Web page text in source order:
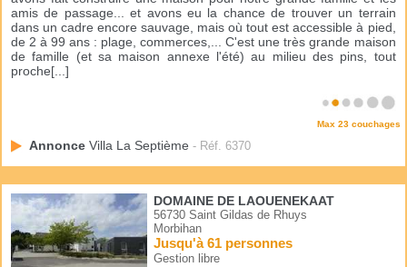
amis de passage... et avons eu la chance de trouver un terrain
dans un cadre encore sauvage, mais où tout est accessible à pied,
de 2 à 99 ans : plage, commerces,... C'est une très grande maison
de famille (et sa maison annexe l'été) au milieu des pins, tout
proche[...]
Max 23 couchages
Annonce Villa La Septième - Réf. 6370
DOMAINE DE LAOUENEKAAT
56730 Saint Gildas de Rhuys
Morbihan
Jusqu'à 61 personnes
Gestion libre